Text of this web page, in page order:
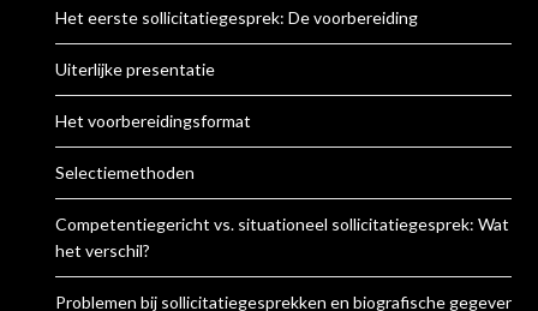
Het eerste sollicitatiegesprek: De voorbereiding
Uiterlijke presentatie
Het voorbereidingsformat
Selectiemethoden
Competentiegericht vs. situationeel sollicitatiegesprek: Wat is
het verschil?
Problemen bij sollicitatiegesprekken en biografische gegevens